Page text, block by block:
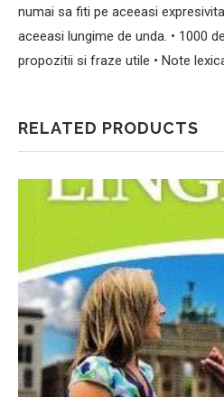
numai sa fiti pe aceeasi
aceeasi lungime de unda. • 1000
propozitii si fraze utile • Note
RELATED PRODUCTS